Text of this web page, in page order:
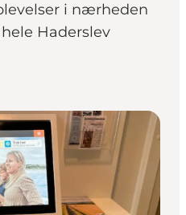
i nærheden
Haderslev